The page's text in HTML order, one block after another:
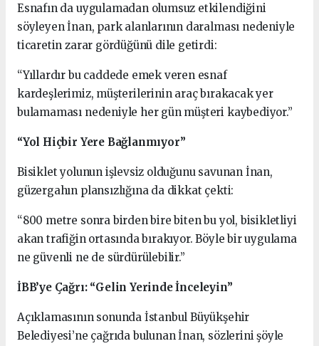
Esnafın da uygulamadan olumsuz etkilendiğini
söyleyen İnan, park alanlarının daralması nedeniyle
ticaretin zarar gördüğünü dile getirdi:
“Yıllardır bu caddede emek veren esnaf
kardeşlerimiz, müşterilerinin araç bırakacak yer
bulamaması nedeniyle her gün müşteri kaybediyor.”
“Yol Hiçbir Yere Bağlanmıyor”
Bisiklet yolunun işlevsiz olduğunu savunan İnan,
güzergahın plansızlığına da dikkat çekti:
“800 metre sonra birden bire biten bu yol, bisikletliyi
akan trafiğin ortasında bırakıyor. Böyle bir uygulama
ne güvenli ne de sürdürülebilir.”
İBB’ye Çağrı: “Gelin Yerinde İnceleyin”
Açıklamasının sonunda İstanbul Büyükşehir
Belediyesi’ne çağrıda bulunan İnan, sözlerini şöyle